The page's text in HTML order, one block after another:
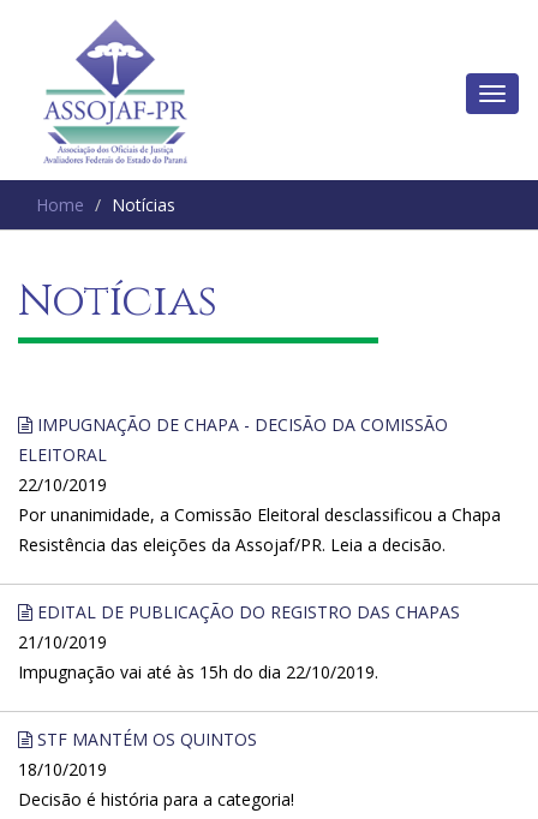
Home Notícias
Notícias
IMPUGNAÇÃO DE CHAPA - DECISÃO DA COMISSÃO
ELEITORAL
22/10/2019
Por unanimidade, a Comissão Eleitoral desclassificou a Chapa
Resistência das eleições da Assojaf/PR. Leia a decisão.
EDITAL DE PUBLICAÇÃO DO REGISTRO DAS CHAPAS
21/10/2019
Impugnação vai até às 15h do dia 22/10/2019.
STF MANTÉM OS QUINTOS
18/10/2019
Decisão é história para a categoria!